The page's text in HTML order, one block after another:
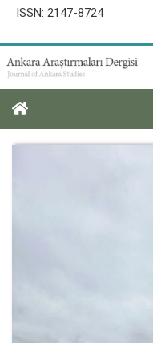
ISSN: 2147-8724